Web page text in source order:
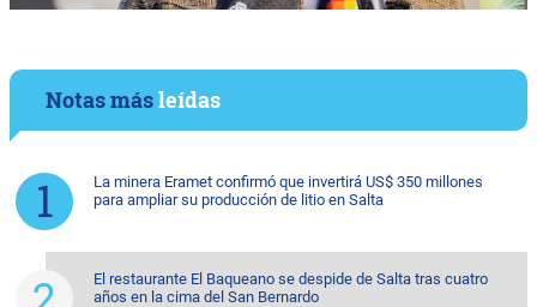
Notas másleídas
La minera Eramet confirmó que invertirá US$ 350 millones
para ampliar su producción de litio en Salta
El restaurante El Baqueano se despide de Salta tras cuatro
años en la cima del San Bernardo